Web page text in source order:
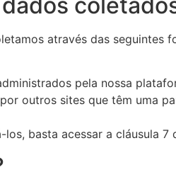
através das seguintes
pela nossa
outros sites que têm uma
basta acessar a cláusula 7